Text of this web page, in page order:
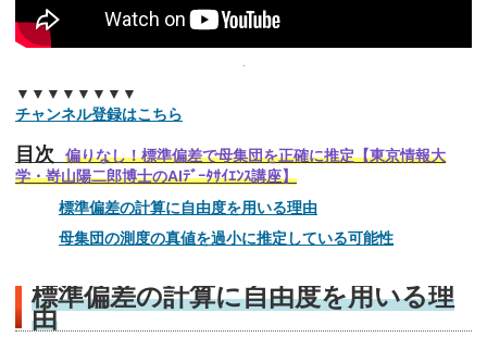
▼▼▼▼▼▼▼▼
チャンネル登録はこちら
目次
偏りなし！標準偏差で母集団を正確に推定【東京情報大
学・嵜山陽二郎博士のAIﾃﾞｰﾀｻｲｴﾝｽ講座】
標準偏差の計算に自由度を用いる理由
母集団の測度の真値を過小に推定している可能性
標準偏差の計算に自由度を用いる理
由